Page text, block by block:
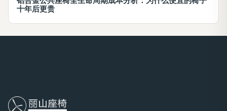
十年后更贵